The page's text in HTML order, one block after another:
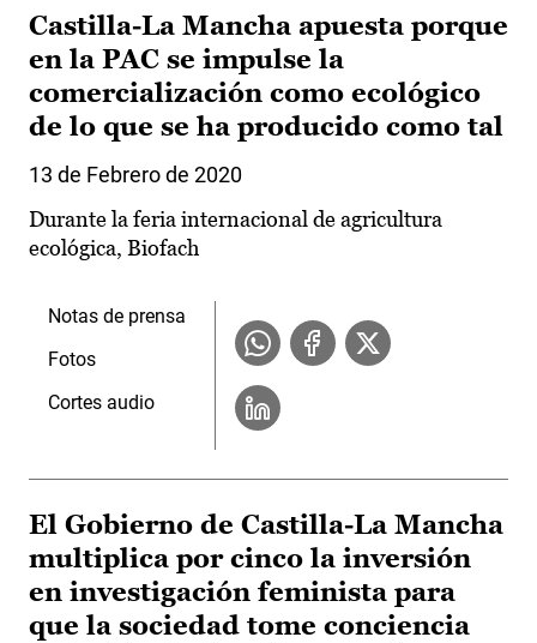
Castilla-La Mancha apuesta porque
en la PAC se impulse la
comercialización como ecológico
de lo que se ha producido como tal
13 de Febrero de 2020
Durante la feria internacional de agricultura
ecológica, Biofach
Notas de prensa
Fotos
Cortes audio
El Gobierno de Castilla-La Mancha
multiplica por cinco la inversión
en investigación feminista para
que la sociedad tome conciencia